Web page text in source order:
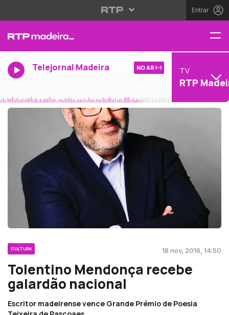
Entrar
Telejornal Madeira NO AR TV
RTP
CULTURA 18 nov, 2016, 14:50
Tolentino Mendonça recebe
galardão nacional
Escritor madeirense vence Grande Prémio de Poesia